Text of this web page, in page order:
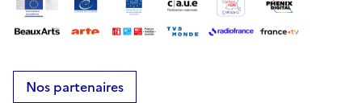
Nos partenaires